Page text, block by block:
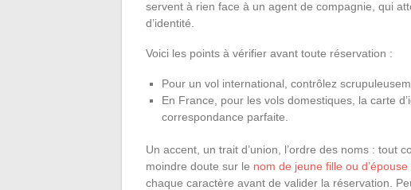
servent à rien face à un agent de compagnie, qui
d’identité.
Voici les points à vérifier avant toute réservation :
Pour un vol international, contrôlez
En France, pour les vols domestiques, la carte
correspondance parfaite.
Un accent, un trait d’union, l’ordre des noms : tout
moindre doute sur le nom de jeune fille ou
chaque caractère avant de valider la réservation.